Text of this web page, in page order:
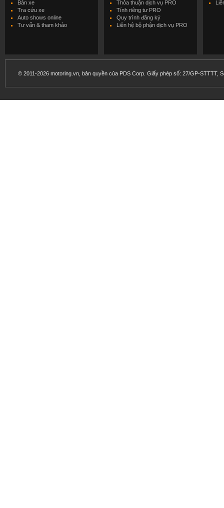
Bán xe
Tra cứu xe
Auto shows online
Tư vấn & tham khảo
Thỏa thuận dịch vụ PRO
Tính riêng tư PRO
Quy trình đăng ký
Liên hệ bộ phận dịch vụ PRO
© 2011-2026 motoring.vn, bản quyền của PDS Corp. Giấy phép số: 27/GP-STTTT,